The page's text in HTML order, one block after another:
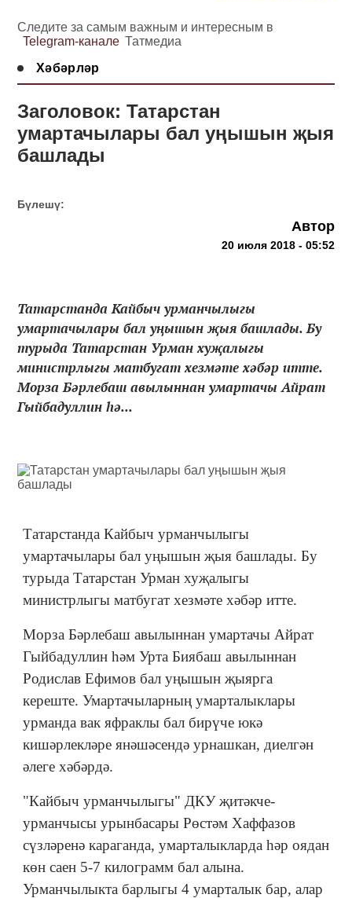
Следите за самым важным и интересным в
Telegram-канале Татмедиа
Хәбәрләр
Заголовок: Татарстан
умартачылары бал уңышын җыя
башлады
Бүлешү:
Автор
20 июля 2018 - 05:52
Татарстанда Кайбыч урманчылыгы
умартачылары бал уңышын җыя башлады. Бу
турыда Татарстан Урман хуҗалыгы
министрлыгы матбугат хезмәте хәбәр итте.
Морза Бәрлебаш авылыннан умартачы Айрат
Гыйбадуллин һә...
Татарстанда Кайбыч урманчылыгы
умартачылары бал уңышын җыя башлады. Бу
турыда Татарстан Урман хуҗалыгы
министрлыгы матбугат хезмәте хәбәр итте.
Морза Бәрлебаш авылыннан умартачы Айрат
Гыйбадуллин һәм Урта Биябаш авылыннан
Родислав Ефимов бал уңышын җыярга
кереште. Умартачыларның умарталыклары
урманда вак яфраклы бал бирүче юкә
кишәрлекләре янәшәсендә урнашкан, диелгән
әлеге хәбәрдә.
"Кайбыч урманчылыгы" ДКУ җитәкче-
урманчысы урынбасары Рөстәм Хаффазов
сүзләренә караганда, умарталыкларда һәр оядан
көн саен 5-7 килограмм бал алына.
Урманчылыкта барлыгы 4 умарталык бар, алар